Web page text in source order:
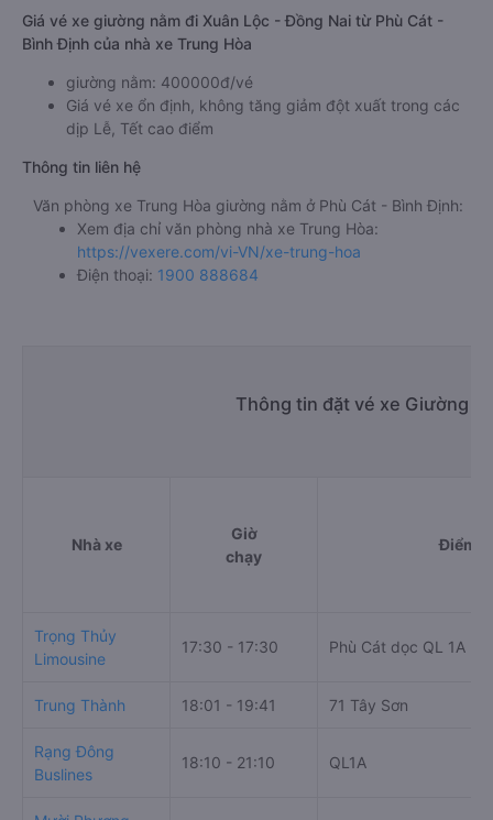
Phù Cát - Bình Định đi Xuân Lộc - Đồng Nai Trung Hòa
Giá vé xe giường nằm đi Xuân Lộc - Đồng Nai từ Phù Cát -
Bình Định của nhà xe Trung Hòa
giường nằm: 400000đ/vé
dịp Lễ, Tết cao điểm
Thông tin liên hệ
Văn phòng xe Trung Hòa giường nằm ở Phù Cát - Bình Định:
Trọng Thủy
Trung Thành